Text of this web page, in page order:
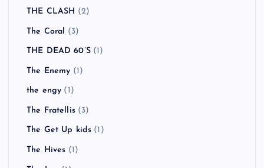
THE CLASH (2)
The Coral (3)
THE DEAD 60’S(1)
The Enemy (1)
the engy (1)
The Fratellis(3)
The Get Up kids (1)
The Hives (1)